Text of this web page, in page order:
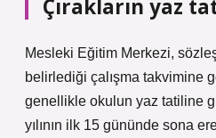
Çırakların yaz
Mesleki Eğitim Merkezi,
belirlediği çalışma takvimine
genellikle okulun yaz tatiline
yılının ilk 15 gününde sona